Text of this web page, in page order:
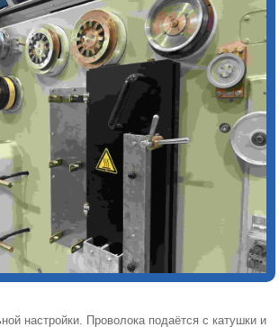
настройки. Проволока подаётся с катушки и